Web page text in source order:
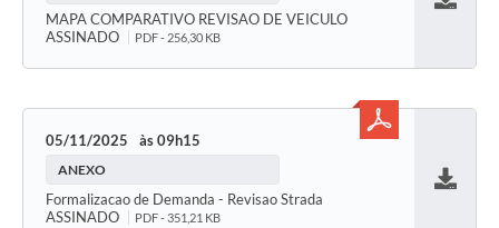
MAPA COMPARATIVO REVISAO DE VEICULO
ASSINADO
PDF - 256,30 KB
05/11/2025 09h15
ANEXO
Formalizacao de Demanda - Revisao Strada
ASSINADO
PDF - 351,21 KB